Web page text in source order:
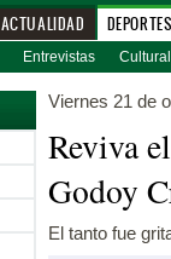
ACTUALIDAD DEPORTES
Entrevistas Cultural
Viernes 21 de
Reviva
Godoy
El tanto fue